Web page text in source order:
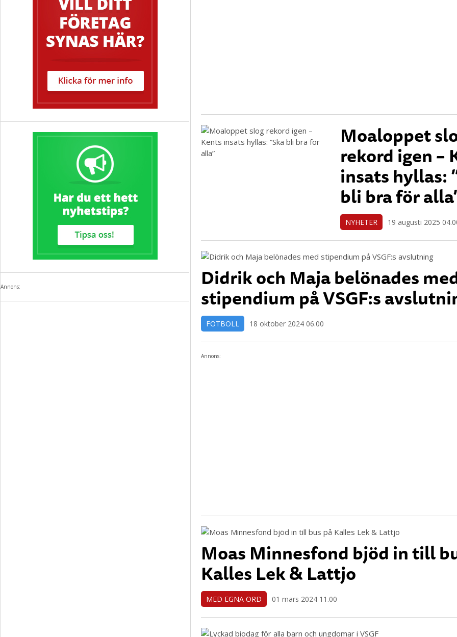
Annons:
Moaloppet
rekord igen –
insats hyllas:
bli bra för
NYHETER 19 augusti 2025
Didrik och Maja belönades
stipendium på VSGF:s
FOTBOLL 18 oktober 2024 06.00
Annons:
Moas Minnesfond bjöd in till
Kalles Lek & Lattjo
MED EGNA ORD 01 mars 2024 11.00